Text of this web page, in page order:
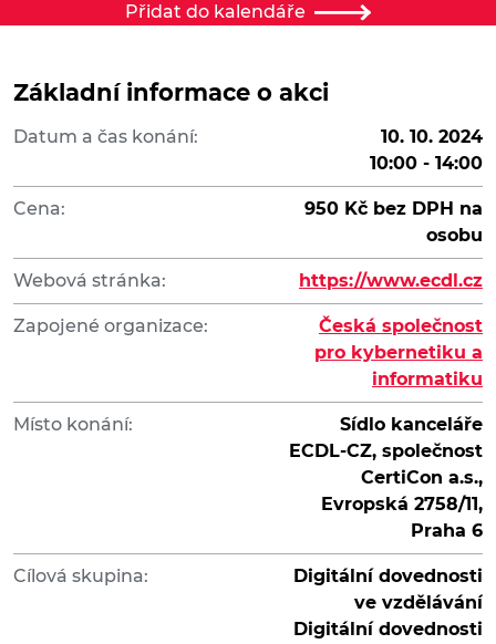
Přidat do kalendáře
Základní informace o akci
Datum a čas konání:
10. 10. 2024
10:00 - 14:00
Cena:
950 Kč bez DPH na
osobu
Webová stránka: https://www.ecdl.cz
Zapojené organizace:
Česká společnost
pro kybernetiku a
informatiku
Místo konání:
Sídlo kanceláře
ECDL-CZ, společnost
CertiCon a.s.,
Evropská 2758/11,
Praha 6
Cílová skupina:
Digitální dovednosti
ve vzdělávání
Digitální dovednosti